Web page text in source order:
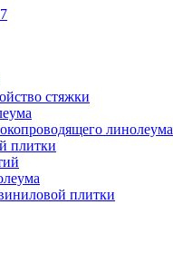
стяжки
линолеума
плитки
плитки